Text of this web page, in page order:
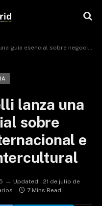
negociación internacional e inteligencia intercultural
lanza una
sobre
e
Updated: 21 de julio de
7 Mins Read